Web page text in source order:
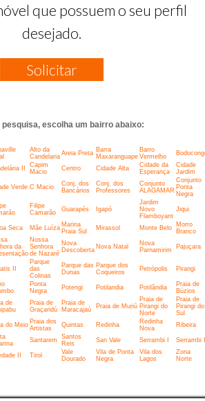
que possuem o seu perfil
desejado.
Solicitar
escolha um bairro abaixo:
Alto da
Candelaria Areia Preta Barra
Maxaranguape
Barro
Vermelho
II
Capim
Macio
Centro Cidade Alta
Cidade da
Esperança
Cidade
Jardim
Verde C Macio
Conj. dos
Bancários
Conj. dos
Professores
Conjunto
ALAGAMAR
Conjunto
Ponta
Negra
Filipe
Camarão
Guarapés Igapó
Jardim
Novo
Flamboyant
Jiqui
Seca Mãe Luíza Marina
Praia Sul
Mirassol Monte Belo
Morro
Branco
da
Nossa
Senhora
de Nazaré
Nova
Descoberta Nova Natal
Nova
Parnamirim
Pajuçara
II
Parque
das
Colinas
Parque das
Dunas
Parque dos
Coqueiros
Petrópolis Pirangi
Ponta
Negra
Potengi Potilandia Potilândia
Praia de
Búzios
de
Praia de
Graçandú
Praia de
Maracajaú
Praia de Muriú
Praia de
Pirangi do
Norte
Praia de
Pirangi do
Sul
do Meio Praia dos
Artistas
Quintas Redinha
Redinha
Nova
Ribeira
Santarem
Santos
Reis
San Vale Serrambi I Serrambi
II Tirol
Vale
Dourado
Vila de Ponta
Negra
Vila dos
Lagos
Zona
Norte